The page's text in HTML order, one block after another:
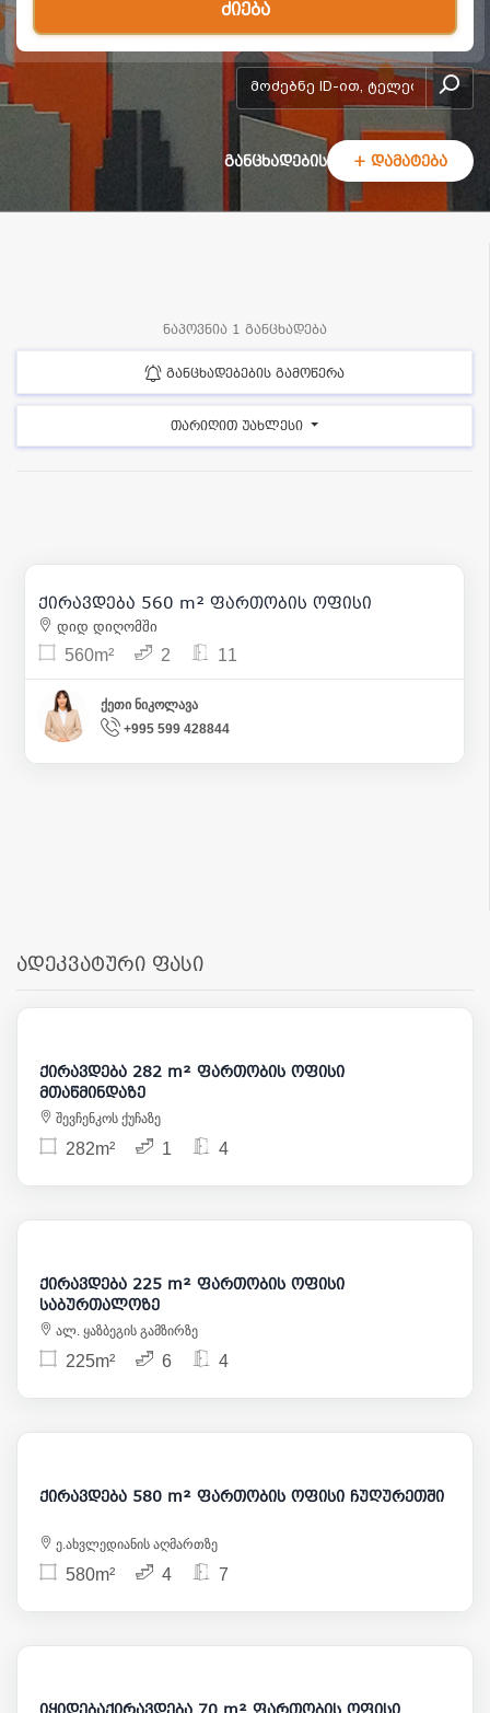
ძიება
add-form
განცხადების + დამატება
ნაპოვნია 1 განცხადება
განცხადებების გამოწერა
თარიღით უახლესი
31
3 700 | m² 7
ქირავდება 560 m² ფართობის ოფისი
დიდ დიღომში
560m² 2 11
ქეთი ნიკოლავა
+995 599 428844
ადეკვატური ფასი
5 500
ქირავდება 282 m² ფართობის ოფისი
მთაწმინდაზე
შევჩენკოს ქუჩაზე
282m² 1 4
2 500
ქირავდება 225 m² ფართობის ოფისი
საბურთალოზე
ალ. ყაზბეგის გამზირზე
225m² 6 4
6 300
ქირავდება 580 m² ფართობის ოფისი ჩუღურეთში
ე.ახვლედიანის აღმართზე
580m² 4 7
175 000
იყიდებაქირავდება 70 m² ფართობის ოფისი